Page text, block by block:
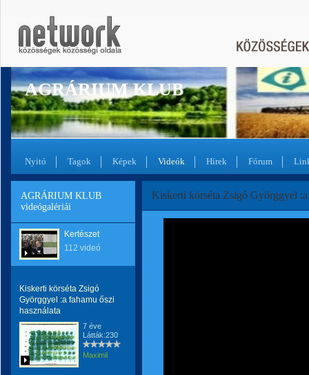
AGRÁRIUM KLUB
Nyitó Tagok Képek Videók Hírek Fórum
AGRÁRIUM KLUB
videógalériái
Kertészet
112 videó
Kiskerti körséta Zsigó
Györggyel :a fahamu őszi
használata
7 éve
Látták:230
Maximil
Kiskerti körséta Zsigó Györggyel :a